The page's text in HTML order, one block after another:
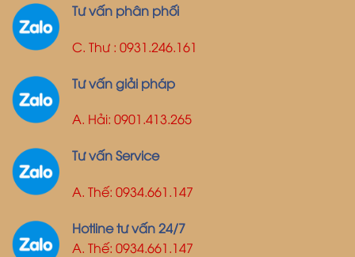
Tư vấn phân phối
C. Thư : 0931.246.161
Tư vấn giải pháp
A. Hải: 0901.413.265
Tư vấn Service
A. Thế: 0934.661.147
Hotline tư vấn 24/7
A. Thế: 0934.661.147